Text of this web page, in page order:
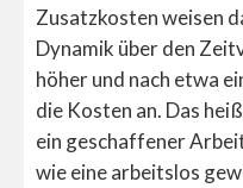
Zusatzkosten weisen
Dynamik über den
höher und nach etwa
die Kosten an. Das
ein geschaffener
wie eine arbeitslos